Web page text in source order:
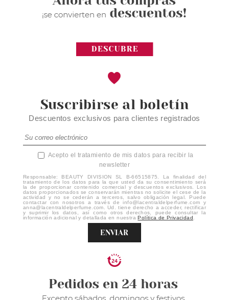
Suscribirse al boletín
Descuentos exclusivos para clientes registrados
Acepto el tratamiento de mis datos para recibir la
newsletter
Responsable: BEAUTY DIVISION SL B-66515875. La finalidad del
tratamiento de los datos para la que usted da su consentimiento será
la de proporcionar contenido comercial y descuentos exclusivos. Los
datos proporcionados se conservarán mientras no solicite el cese de la
actividad y no se cederán a terceros, salvo obligación legal. Puede
contactar con nosotros a través de info@lacentraldelperfume.com y
anna@lacentraldelperfume.com. Ud. tiene derecho a acceder, rectificar
y suprimir los datos, así como otros derechos, puede consultar la
información adicional y detallada en nuestraPolítica de Privacidad
ENVIAR